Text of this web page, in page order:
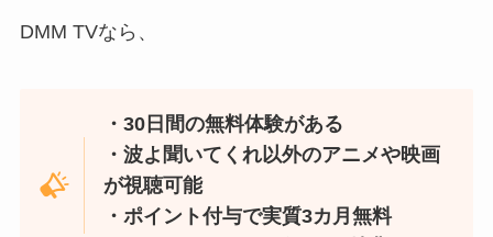
DMM TVなら、
・30日間の無料体験がある
・波よ聞いてくれ以外のアニメや映画
が視聴可能
・ポイント付与で実質3カ月無料